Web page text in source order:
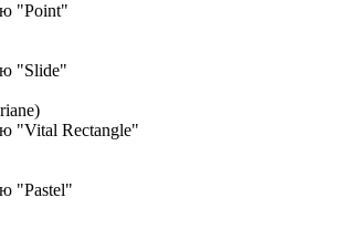
"Point"
"Slide"
"Vital Rectangle"
"Pastel"